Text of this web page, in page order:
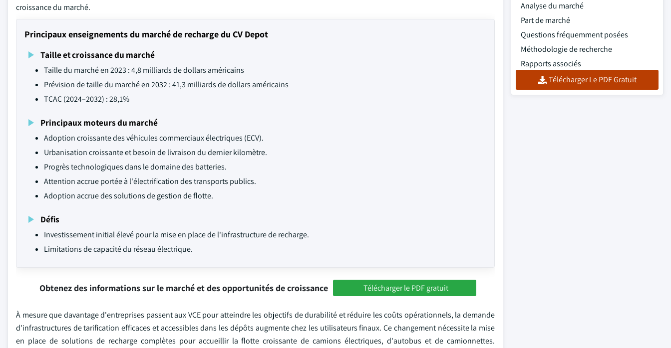
croissance du marché.
Principaux enseignements du marché de recharge du CV Depot
Taille et croissance du marché
Taille du marché en 2023 : 4,8 milliards de dollars américains
Prévision de taille du marché en 2032 : 41,3 milliards de dollars américains
TCAC (2024–2032) : 28,1%
Principaux moteurs du marché
Adoption croissante des véhicules commerciaux électriques (ECV).
Urbanisation croissante et besoin de livraison du dernier kilomètre.
Progrès technologiques dans le domaine des batteries.
Attention accrue portée à l'électrification des transports publics.
Adoption accrue des solutions de gestion de flotte.
Défis
Investissement initial élevé pour la mise en place de l'infrastructure de recharge.
Limitations de capacité du réseau électrique.
Obtenez des informations sur le marché et des opportunités de croissance Télécharger le PDF gratuit
À mesure que davantage d'entreprises passent aux VCE pour atteindre les objectifs de durabilité et réduire les coûts opérationnels, la demande
d'infrastructures de tarification efficaces et accessibles dans les dépôts augmente chez les utilisateurs finaux. Ce changement nécessite la mise
en place de solutions de recharge complètes pour accueillir la flotte croissante de camions électriques, d'autobus et de camionnettes.
Analyse du marché
Part de marché
Questions fréquemment posées
Méthodologie de recherche
Rapports associés
Télécharger Le PDF Gratuit